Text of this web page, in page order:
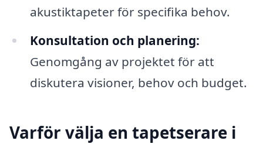
akustiktapeter för specifika behov.
Konsultation och planering:
Genomgång av projektet för att
diskutera visioner, behov och budget.
Varför välja en tapetserare i